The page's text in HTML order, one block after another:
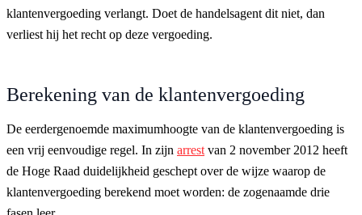
klantenvergoeding verlangt. Doet de handelsagent dit niet, dan
verliest hij het recht op deze vergoeding.
Berekening van de klantenvergoeding
De eerdergenoemde maximumhoogte van de klantenvergoeding is
een vrij eenvoudige regel. In zijn arrest van 2 november 2012 heeft
de Hoge Raad duidelijkheid geschept over de wijze waarop de
klantenvergoeding berekend moet worden: de zogenaamde drie